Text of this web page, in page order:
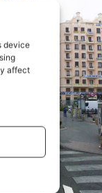
device
affect